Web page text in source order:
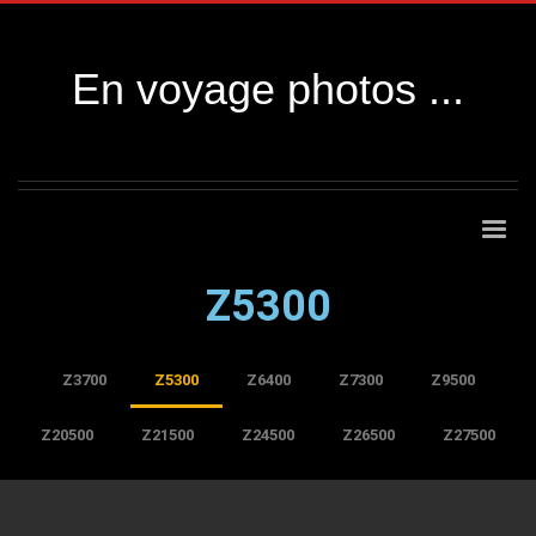
En voyage photos ...
Z5300
Z3700 Z5300 Z6400 Z7300 Z9500
Z20500 Z21500 Z24500 Z26500 Z27500